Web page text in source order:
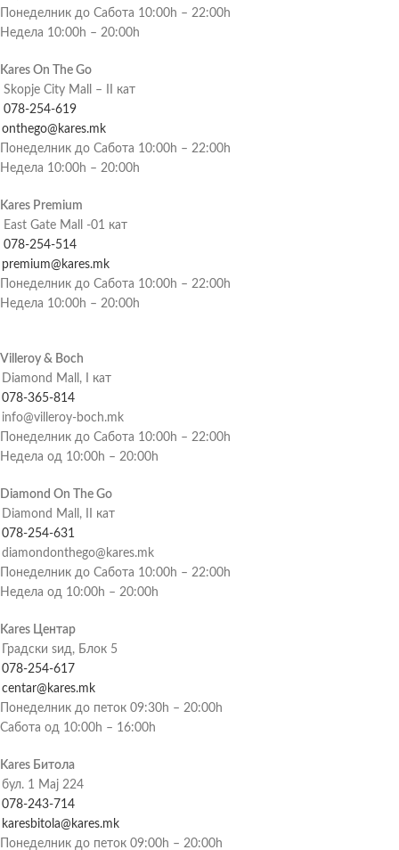
Понеделник до Сабота 10:00h – 22:00h
Недела 10:00h – 20:00h
Kares On The Go
Skopje City Mall – II кат
078-254-619
onthego@kares.mk
Понеделник до Сабота 10:00h – 22:00h
Недела 10:00h – 20:00h
Kares Premium
East Gate Mall -01 кат
078-254-514
premium@kares.mk
Понеделник до Сабота 10:00h – 22:00h
Недела 10:00h – 20:00h
Villeroy & Boch
Diamond Mall, I кат
078-365-814
info@villeroy-boch.mk
Понеделник до Сабота 10:00h – 22:00h
Недела од 10:00h – 20:00h
Diamond On The Go
Diamond Mall, II кат
078-254-631
diamondonthego@kares.mk
Понеделник до Сабота 10:00h – 22:00h
Недела од 10:00h – 20:00h
Kares Центар
Градски ѕид, Блок 5
078-254-617
centar@kares.mk
Понеделник до петок 09:30h – 20:00h
Сабота од 10:00h – 16:00h
Kares Битола
бул. 1 Мај 224
078-243-714
karesbitola@kares.mk
Понеделник до петок 09:00h – 20:00h